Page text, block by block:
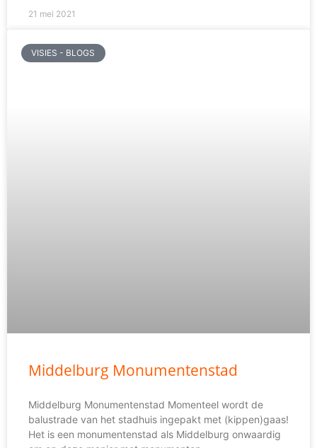
21 mei 2021
VISIES - BLOGS
Middelburg Monumentenstad
Middelburg Monumentenstad Momenteel wordt de
balustrade van het stadhuis ingepakt met (kippen)gaas!
Het is een monumentenstad als Middelburg onwaardig